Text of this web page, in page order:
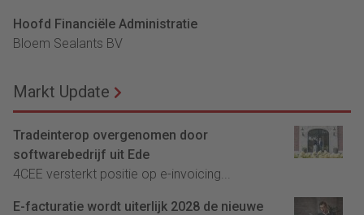
Hoofd Financiële Administratie
Bloem Sealants BV
Markt Update
Tradeinterop overgenomen door
softwarebedrijf uit Ede
4CEE versterkt positie op e-invoicing...
E-facturatie wordt uiterlijk 2028 de nieuwe